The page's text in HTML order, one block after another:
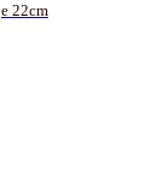
22cm﻿